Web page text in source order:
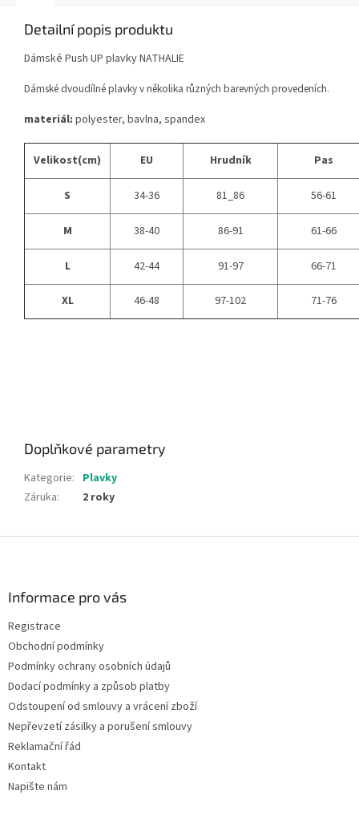
Detailní popis produktu
Dámské Push UP plavky NATHALIE
Dámské dvoudílné plavky v několika různých barevných provedeních.
materiál: polyester, bavlna, spandex
Velikost(cm) EU Hrudník Pas
S 34-36 81_86 56-61
M 38-40 86-91 61-66
L 42-44 91-97 66-71
XL 46-48 97-102 71-76
Doplňkové parametry
Kategorie: Plavky
Záruka: 2 roky
Informace pro vás
Registrace
Obchodní podmínky
Podmínky ochrany osobních údajů
Dodací podmínky a způsob platby
Odstoupení od smlouvy a vrácení zboží
Nepřevzetí zásilky a porušení smlouvy
Reklamační řád
Kontakt
Napište nám